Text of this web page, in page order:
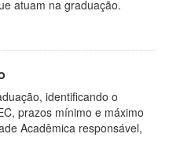
atuam na graduação.
identificando o
prazos mínimo e máximo
Acadêmica responsável,